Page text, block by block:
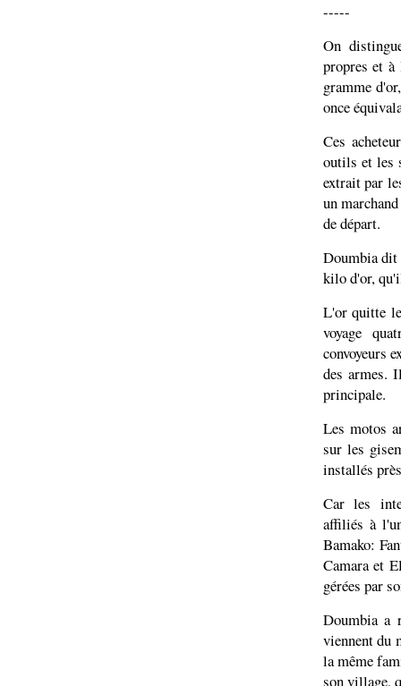
-----
On
propres et
gramme
once
Ces
outils et les
extrait par
un
de départ.
Doumbia
kilo d'or,
L'or quitte
voyage
convoyeurs
des armes.
principale.
Les motos
sur les
installés
Car les
affiliés à
Bamako:
Camara et
gérées par
Doumbia a
viennent du
la même
son village,